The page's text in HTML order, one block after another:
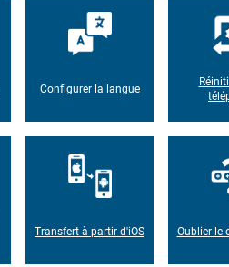
Configurer la langue
Transfert à partir d'iOS Oublier le